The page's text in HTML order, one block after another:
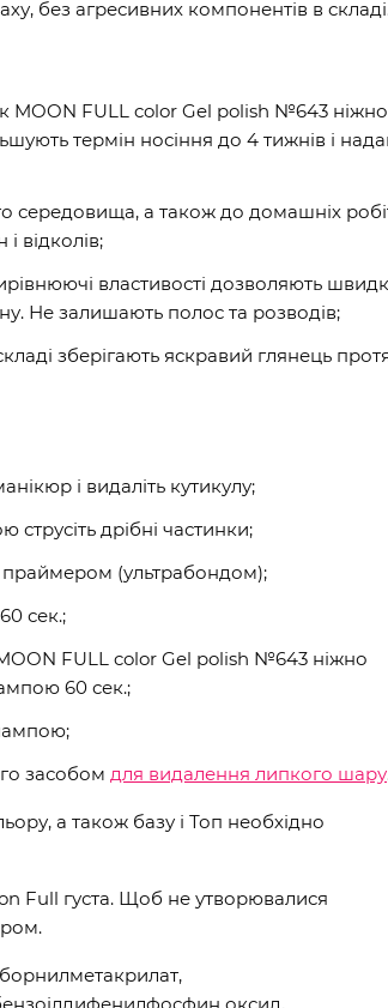
без агресивних компонентів в
MOON FULL color Gel polish №643 ніжно
термін носіння до 4 тижнів і
середовища, а також до домашніх
відколів;
властивості дозволяють
Не залишають полос та розводів;
зберігають яскравий глянець
і видаліть кутикулу;
струсіть дрібні частинки;
праймером (ультрабондом);
сек.;
FULL color Gel polish №643 ніжно
60 сек.;
засобом для видалення липкого шару
а також базу і Топ необхідно
Full густа. Щоб не утворювалися